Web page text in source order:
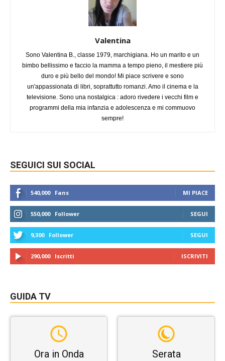
Valentina
Sono Valentina B., classe 1979, marchigiana. Ho un marito e un
bimbo bellissimo e faccio la mamma a tempo pieno, il mestiere più
duro e più bello del mondo! Mi piace scrivere e sono
un'appassionata di libri, soprattutto romanzi. Amo il cinema e la
televisione. Sono una nostalgica : adoro rivedere i vecchi film e
programmi della mia infanzia e adolescenza e mi commuovo
sempre!
SEGUICI SUI SOCIAL
540,000 Fans MI PIACE
550,000 Follower SEGUI
9,300 Follower SEGUI
290,000 Iscritti ISCRIVITI
GUIDA TV
Ora in Onda Serata